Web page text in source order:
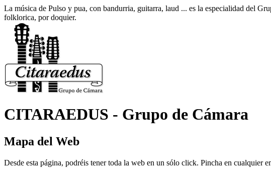
La música de Pulso y pua, con bandurria, guitarra, laud ... es la especialidad del
folklorica, por doquier.
CITARAEDUS - Grupo de Cámara
Mapa del Web
Desde esta página, podréis tener toda la web en un sólo click. Pincha en cualquier